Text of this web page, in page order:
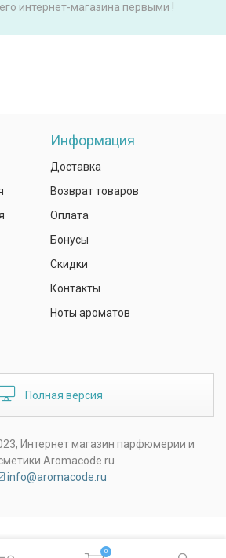
интернет-магазина первыми !
Информация
Доставка
Возврат товаров
Оплата
Бонусы
Скидки
Контакты
Ноты ароматов
Полная версия
Интернет магазин парфюмерии и
Aromacode.ru
info@aromacode.ru
0